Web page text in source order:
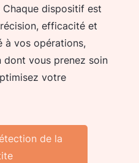
dispositif est
efficacité et
à vos opérations,
vous prenez soin
votre
de la